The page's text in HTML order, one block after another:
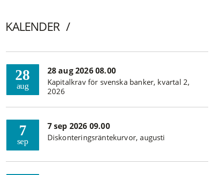
KALENDER
28
aug
28 aug 2026 08.00
Kapitalkrav för svenska banker, kvartal 2,
2026
7
sep
7 sep 2026 09.00
Diskonteringsräntekurvor, augusti